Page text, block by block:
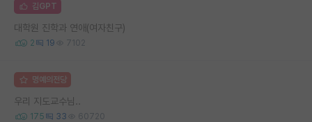
김GPT
대학원 진학과 연애(여자친구)
2 19 7102
명예의전당
우리 지도교수님..
175 33 60720